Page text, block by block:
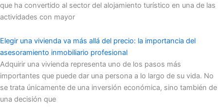
que ha convertido al sector del alojamiento turístico en una de las
actividades con mayor
Elegir una vivienda va más allá del precio: la importancia del
asesoramiento inmobiliario profesional
Adquirir una vivienda representa uno de los pasos más
importantes que puede dar una persona a lo largo de su vida. No
se trata únicamente de una inversión económica, sino también de
una decisión que